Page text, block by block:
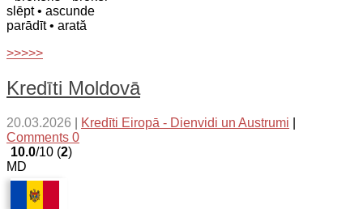
slēpt• ascunde
parādīt• arată
>>>>>
Kredīti Moldovā
20.03.2026 Kredīti Eiropā - Dienvidi un Austrumi
Comments 0
10.0/10 (2)
MD